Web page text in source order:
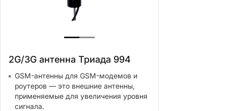
2G/3G антенна Триада 994
GSM-антенны для GSM-модемов и
роутеров — это внешние антенны,
применяемые для увеличения уровня
сигнала.